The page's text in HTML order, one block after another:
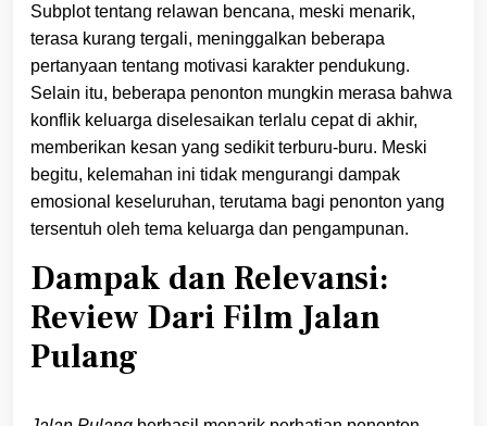
Subplot tentang relawan bencana, meski menarik,
terasa kurang tergali, meninggalkan beberapa
pertanyaan tentang motivasi karakter pendukung.
Selain itu, beberapa penonton mungkin merasa bahwa
konflik keluarga diselesaikan terlalu cepat di akhir,
memberikan kesan yang sedikit terburu-buru. Meski
begitu, kelemahan ini tidak mengurangi dampak
emosional keseluruhan, terutama bagi penonton yang
tersentuh oleh tema keluarga dan pengampunan.
Dampak dan Relevansi:
Review Dari Film Jalan
Pulang